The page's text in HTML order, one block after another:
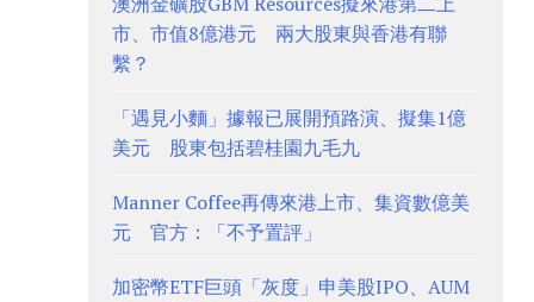
市、市值8億港元 兩大股東與香港有聯
繫？
「遇見小麵」據報已展開預路演、擬集1億
美元 股東包括碧桂園九毛九
Manner Coffee再傳來港上市、集資數億美
元 官方：「不予置評」
加密幣ETF巨頭「灰度」申美股IPO、AUM